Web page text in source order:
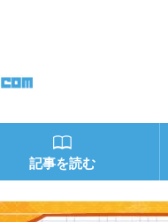
記事を読む